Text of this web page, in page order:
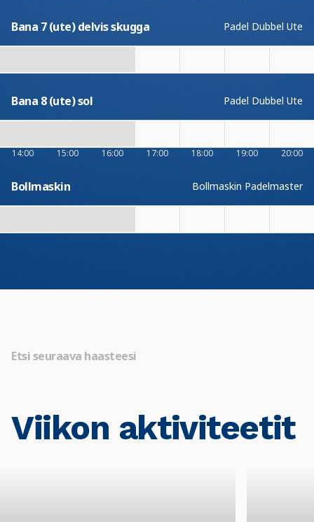
Bana 7 (ute) delvis skugga Padel Dubbel Ute
Bana 8 (ute) sol Padel Dubbel Ute
14:00 15:00 16:00 17:00 18:00 19:00 20:00
Bollmaskin Bollmaskin Padelmaster
Etsi seuraava haasteesi
Viikon aktiviteetit